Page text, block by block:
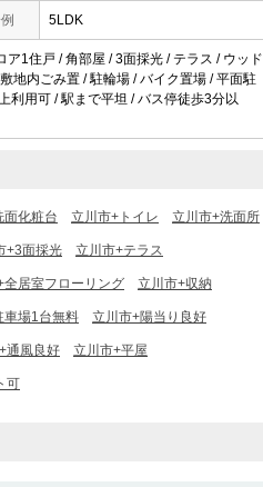
5LDK
1住戸 / 角部屋 / 3面採光 / テラス / ウッド
地内ごみ置 / 駐輪場 / バイク置場 / 平面駐
利用可 / 駅まで平坦 / バス停徒歩3分以
面化粧台 立川市+トイレ 立川市+洗面所
+3面採光 立川市+テラス
全居室フローリング 立川市+収納
車場1台無料 立川市+陽当り良好
通風良好 立川市+平屋
可